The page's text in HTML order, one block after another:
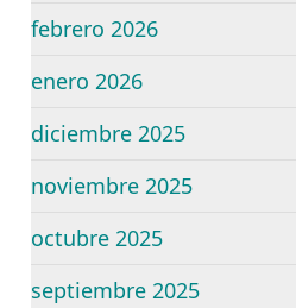
febrero 2026
enero 2026
diciembre 2025
noviembre 2025
octubre 2025
septiembre 2025